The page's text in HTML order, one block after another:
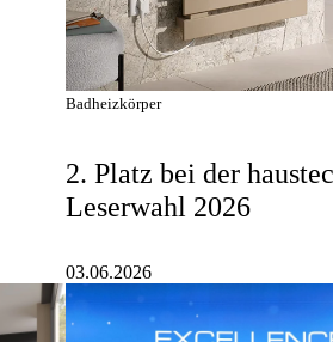
Badheizkörper
2. Platz bei der
Leserwahl 2026
03.06.2026